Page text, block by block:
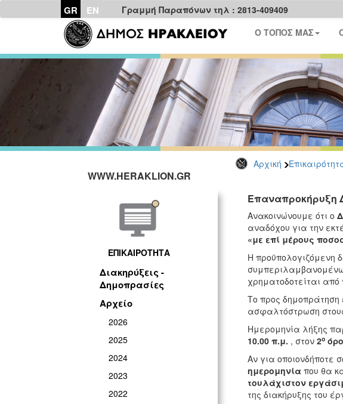
GR EN Γραμμή Παραπόνων τηλ : 2813-409409
Ο ΤΟΠΟΣ ΜΑΣ
Αρχική
WWW.HERAKLION.GR
ΕΠΙΚΑΙΡΟΤΗΤΑ
Διακηρύξεις -
Δημοπρασίες
Αρχείο
2026
2025
2024
2023
2022
Επαναπροκήρυξη
Ανακοινώνουμε ότι ο
αναδόχου για την
«με επί μέρους
Η προϋπολογιζόμενη
χρηματοδοτείται από
Το προς
ασφαλτόστρωση
Ημερομηνία λήξης
10.00 π.μ. , στον 2ο
Αν για οποιονδήποτε
ημερομηνία που θα
τουλάχιστον
της διακήρυξης του